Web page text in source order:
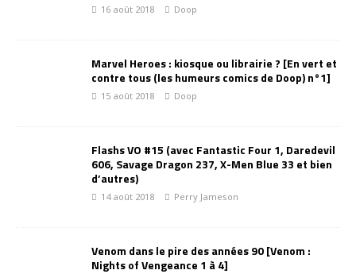
16 août 2018 Doop
Marvel Heroes : kiosque ou librairie ? [En vert et
contre tous (les humeurs comics de Doop) n°1]
15 août 2018 Doop
Flashs VO #15 (avec Fantastic Four 1, Daredevil
606, Savage Dragon 237, X-Men Blue 33 et bien
d’autres)
14 août 2018 Perry Jameson
Venom dans le pire des années 90 [Venom :
Nights of Vengeance 1 à 4]